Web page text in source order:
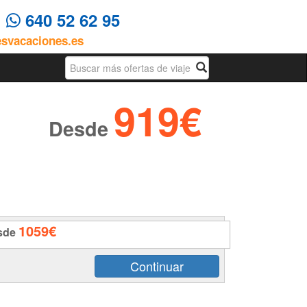
640 52 62 95
Busqueda
Desde 919€
1059€